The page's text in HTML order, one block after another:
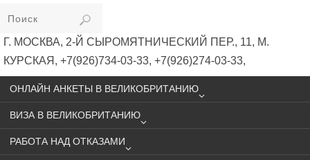
VIKIVISA
Г. МОСКВА, 2-Й СЫРОМЯТНИЧЕСКИЙ ПЕР., 11, М.
КУРСКАЯ, +7(926)734-03-33, +7(926)274-03-33,
VISA@VIKIVISA.RU
ОНЛАЙН АНКЕТЫ В ВЕЛИКОБРИТАНИЮ
ВИЗА В ВЕЛИКОБРИТАНИЮ
РАБОТА НАД ОТКАЗАМИ